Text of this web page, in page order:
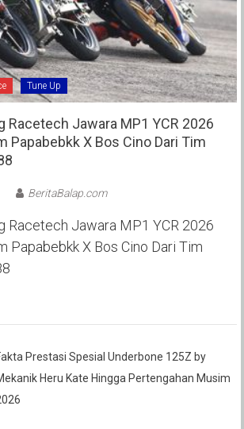
Tune Up
Racetech Jawara MP1 YCR 2026
Papabebkk X Bos Cino Dari Tim
BeritaBalap.com
Racetech Jawara MP1 YCR 2026
Papabebkk X Bos Cino Dari Tim
Prestasi Spesial Underbone 125Z by
Heru Kate Hingga Pertengahan Musim